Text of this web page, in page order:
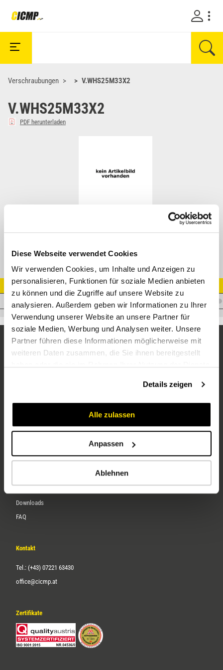
Diese Webseite verwendet Cookies
Wir verwenden Cookies, um Inhalte und Anzeigen zu
personalisieren, Funktionen für soziale Medien anbieten
zu können und die Zugriffe auf unsere Website zu
analysieren. Außerdem geben wir Informationen zu Ihrer
Verwendung unserer Website an unsere Partner für
soziale Medien, Werbung und Analysen weiter. Unsere
Partner führen diese Informationen möglicherweise mit
weiteren Daten zusammen, die Sie ihnen bereitgestellt
Details zeigen
Alle zulassen
Anpassen
Ablehnen
Verschraubungen V.WHS25M33X2
V.WHS25M33X2
PDF herunterladen
Artikel Nr.
V.WHS25M33X2
Service
Downloads
FAQ
Kontakt
Tel.: (+43) 07221 63430
office@cicmp.at
Zertifikate